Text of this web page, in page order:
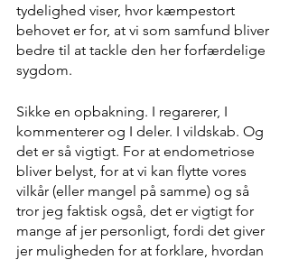
tydelighed viser, hvor kæmpestort
behovet er for, at vi som samfund bliver
bedre til at tackle den her forfærdelige
sygdom.
Sikke en opbakning. I regarerer, I
kommenterer og I deler. I vildskab. Og
det er så vigtigt. For at endometriose
bliver belyst, for at vi kan flytte vores
vilkår (eller mangel på samme) og så
tror jeg faktisk også, det er vigtigt for
mange af jer personligt, fordi det giver
jer muligheden for at forklare, hvordan